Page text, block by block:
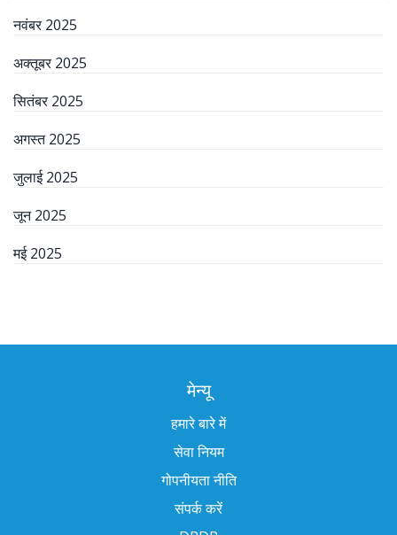
नवंबर 2025
अक्तूबर 2025
सितंबर 2025
अगस्त 2025
जुलाई 2025
जून 2025
मई 2025
मेन्यू
हमारे बारे में
सेवा नियम
गोपनीयता नीति
संपर्क करें